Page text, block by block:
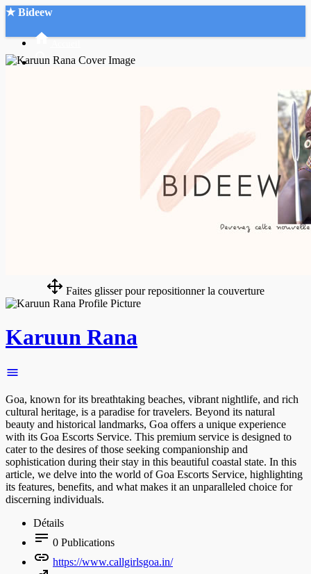
★ Bideew
Faites glisser pour repositionner la couverture
Karuun Rana
Goa, known for its breathtaking beaches, vibrant nightlife, and rich
cultural heritage, is a paradise for travelers. Beyond its natural
beauty and historical landmarks, Goa offers a unique experience
with its Goa Escorts Service. This premium service is designed to
cater to the desires of those seeking companionship and
sophistication during their stay in this beautiful coastal state. In this
article, we delve into the world of Goa Escorts Service, highlighting
its features, benefits, and what makes it an unparalleled choice for
discerning individuals.
Détails
0 Publications
https://www.callgirlsgoa.in/